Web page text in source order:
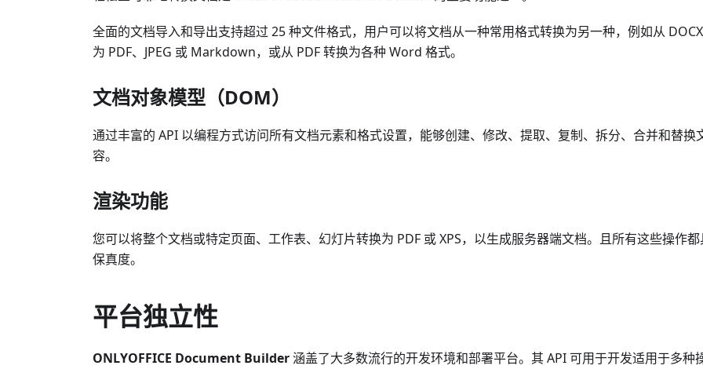
全面的文档导入和导出支持超过 25 种文件格式，用户可以将文档从一种常用格式转换为另一种，例如从
为 PDF、JPEG 或 Markdown，或从 PDF 转换为各种 Word 格式。
文档对象模型（DOM）
通过丰富的 API 以编程方式访问所有文档元素和格式设置，能够创建、修改、提取、复制、拆分、合并和替换
容。
渲染功能
您可以将整个文档或特定页面、工作表、幻灯片转换为 PDF 或 XPS，以生成服务器端文档。且所有这些操作
保真度。
平台独立性
ONLYOFFICE Document Builder涵盖了大多数流行的开发环境和部署平台。其 API 可用于开发适用于多种